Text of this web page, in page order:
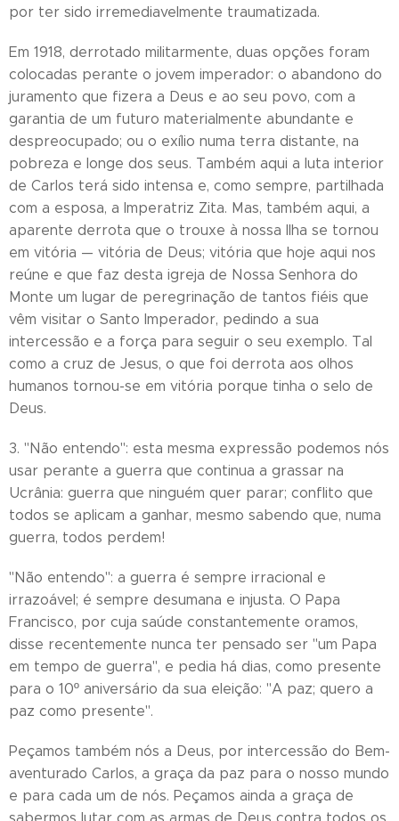
por ter sido irremediavelmente traumatizada.
Em 1918, derrotado militarmente, duas opções foram
colocadas perante o jovem imperador: o abandono do
juramento que fizera a Deus e ao seu povo, com a
garantia de um futuro materialmente abundante e
despreocupado; ou o exílio numa terra distante, na
pobreza e longe dos seus. Também aqui a luta interior
de Carlos terá sido intensa e, como sempre, partilhada
com a esposa, a Imperatriz Zita. Mas, também aqui, a
aparente derrota que o trouxe à nossa Ilha se tornou
em vitória — vitória de Deus; vitória que hoje aqui nos
reúne e que faz desta igreja de Nossa Senhora do
Monte um lugar de peregrinação de tantos fiéis que
vêm visitar o Santo Imperador, pedindo a sua
intercessão e a força para seguir o seu exemplo. Tal
como a cruz de Jesus, o que foi derrota aos olhos
humanos tornou-se em vitória porque tinha o selo de
Deus.
3. "Não entendo": esta mesma expressão podemos nós
usar perante a guerra que continua a grassar na
Ucrânia: guerra que ninguém quer parar; conflito que
todos se aplicam a ganhar, mesmo sabendo que, numa
guerra, todos perdem!
"Não entendo": a guerra é sempre irracional e
irrazoável; é sempre desumana e injusta. O Papa
Francisco, por cuja saúde constantemente oramos,
disse recentemente nunca ter pensado ser "um Papa
em tempo de guerra", e pedia há dias, como presente
para o 10º aniversário da sua eleição: "A paz; quero a
paz como presente".
Peçamos também nós a Deus, por intercessão do Bem-
aventurado Carlos, a graça da paz para o nosso mundo
e para cada um de nós. Peçamos ainda a graça de